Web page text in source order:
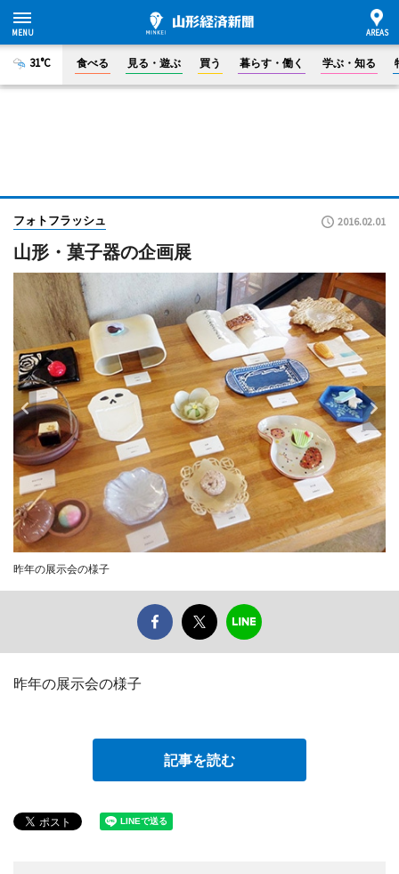
31°C 食べる 見る・遊ぶ 買う 暮らす・働く 学ぶ・知る
フォトフラッシュ 2016.02.01
山形・菓子器の企画展
昨年の展示会の様子
昨年の展示会の様子
記事を読む